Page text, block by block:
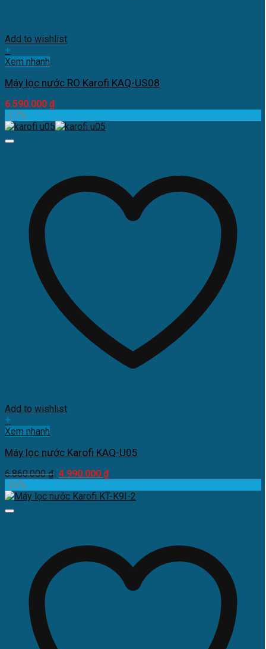
Add to wishlist
+
Xem nhanh
Máy lọc nước RO Karofi KAQ-US08
6.590.000 ₫
-27%
Add to wishlist
+
Xem nhanh
Máy lọc nước Karofi KAQ-U05
6.860.000₫ Giá
là:
4.990.000 ₫Giá
tại
-26%